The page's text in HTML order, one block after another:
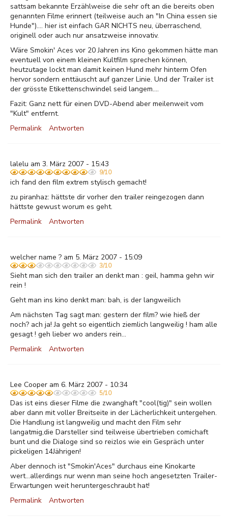
sattsam bekannte Erzählweise die sehr oft an die bereits oben
genannten Filme erinnert (teilweise auch an "In China essen sie
Hunde").... hier ist einfach GAR NICHTS neu, überraschend,
originell oder auch nur ansatzweise innovativ.
Wäre Smokin' Aces vor 20 Jahren ins Kino gekommen hätte man
eventuell von einem kleinen Kultfilm sprechen können,
heutzutage lockt man damit keinen Hund mehr hinterm Ofen
hervor sondern enttäuscht auf ganzer Linie. Und der Trailer ist
der grösste Etikettenschwindel seid langem....
Fazit: Ganz nett für einen DVD-Abend aber meilenweit vom
"Kult" entfernt.
Permalink
Antworten
lalelu am 3. März 2007 - 15:43
9/10
ich fand den film extrem stylisch gemacht!
zu piranhaz: hättste dir vorher den trailer reingezogen dann
hättste gewust worum es geht.
Permalink
Antworten
welcher name ? am 5. März 2007 - 15:09
3/10
Sieht man sich den trailer an denkt man : geil, hamma gehn wir
rein !
Geht man ins kino denkt man: bah, is der langweilich
Am nächsten Tag sagt man: gestern der film? wie hieß der
noch? ach ja! Ja geht so eigentlich ziemlich langweilig ! ham alle
gesagt ! geh lieber wo anders rein...
Permalink
Antworten
Lee Cooper am 6. März 2007 - 10:34
5/10
Das ist eins dieser Filme die zwanghaft "cool(tig)" sein wollen
aber dann mit voller Breitseite in der Lächerlichkeit untergehen.
Die Handlung ist langweilig und macht den Film sehr
langatmig,die Darsteller sind teilweise übertrieben comichaft
bunt und die Dialoge sind so reizlos wie ein Gespräch unter
pickeligen 14Jährigen!
Aber dennoch ist "Smokin'Aces" durchaus eine Kinokarte
wert...allerdings nur wenn man seine hoch angesetzten Trailer-
Erwartungen weit heruntergeschraubt hat!
Permalink
Antworten